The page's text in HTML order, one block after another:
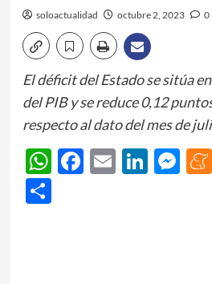
soloactualidad octubre 2, 2023 0
El déficit del Estado se sitúa
del PIB y se reduce 0,12
respecto al dato del mes de
WhatsApp
Facebook
Email
Share